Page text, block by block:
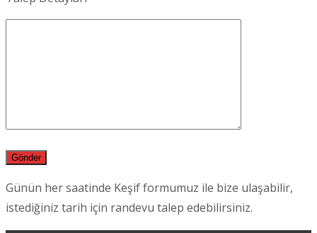
Günün her saatinde Keşif formumuz ile bize ulaşabilir,
istediğiniz tarih için randevu talep edebilirsiniz.